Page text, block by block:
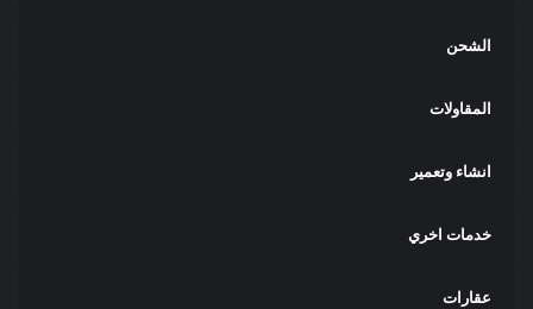
الشحن
المقاولات
انشاء وتعمير
خدمات اخري
عقارات